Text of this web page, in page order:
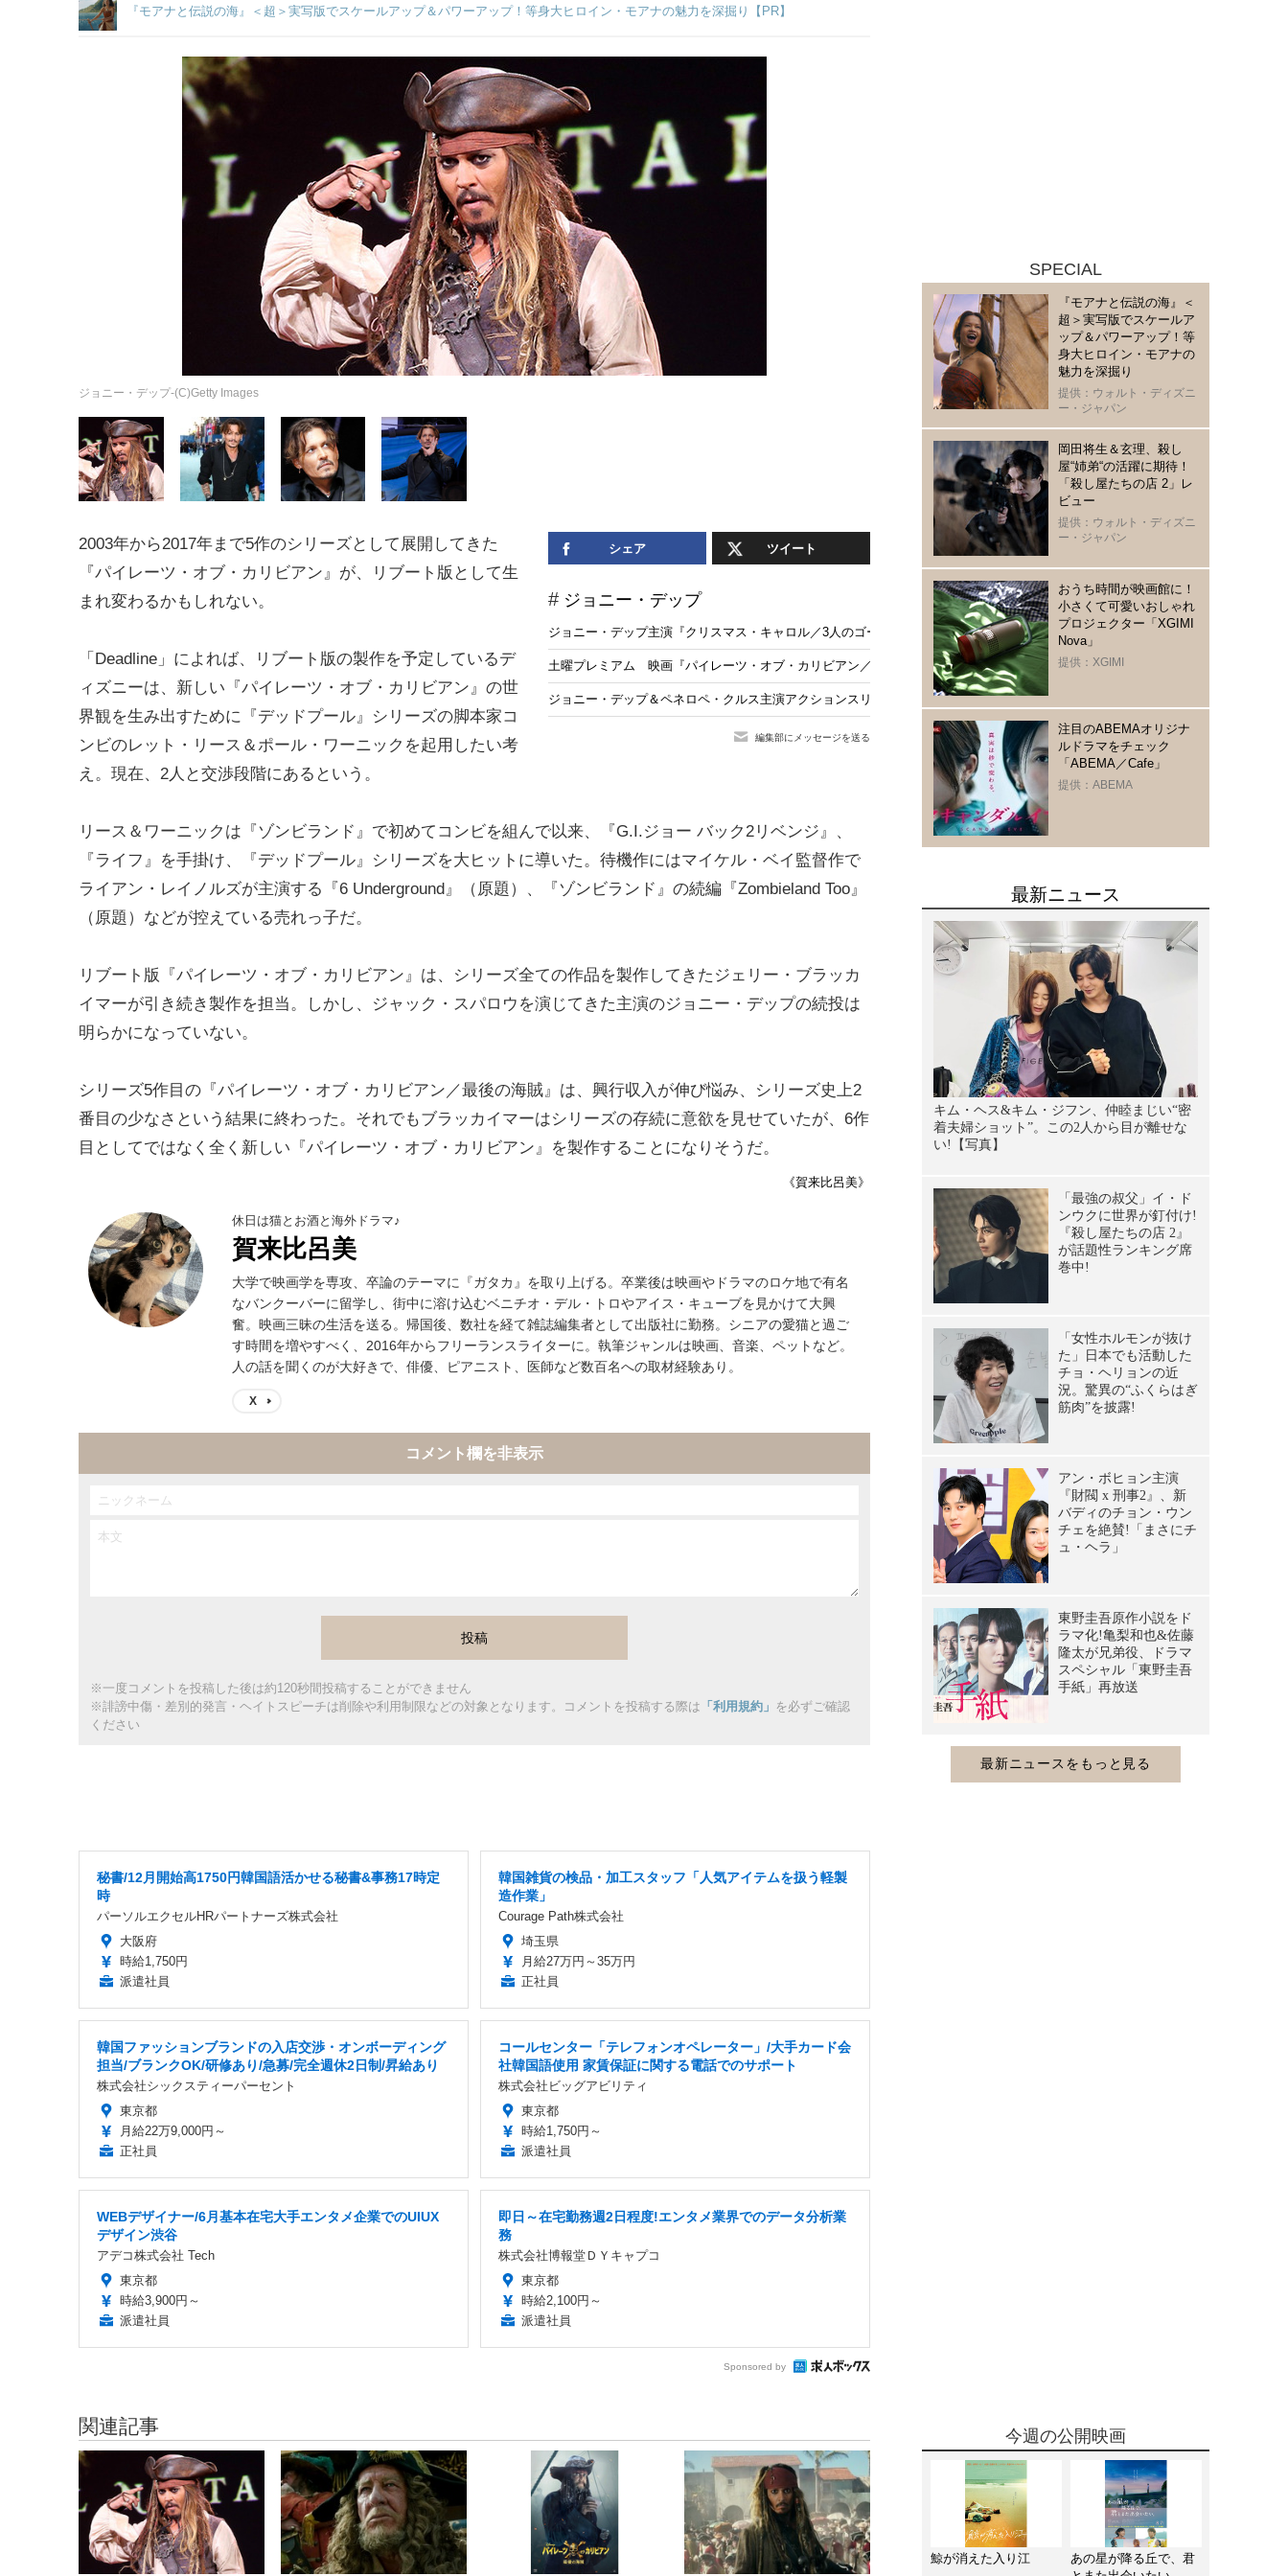
『モアナと伝説の海』＜超＞実写版でスケールアップ＆パワーアップ！等身大ヒロイン・モアナの魅力を深掘り【PR】
ジョニー・デップ-(C)Getty Images
シェア ツイート
ジョニー・デップ
ジョニー・デップ主演『クリスマス・キャロル／3人のゴーストたち』11月13日公開決定
土曜プレミアム 映画『パイレーツ・オブ・カリビアン／呪われた海賊たち』あらすじ＆キャストまとめ【7月18日21時放送】
ジョニー・デップ＆ペネロペ・クルス主演アクションスリラー『Day Drinker』、2027年3月26日全米公開
編集部にメッセージを送る
2003年から2017年まで5作のシリーズとして展開してきた
『パイレーツ・オブ・カリビアン』が、リブート版として生
まれ変わるかもしれない。
「Deadline」によれば、リブート版の製作を予定しているデ
ィズニーは、新しい『パイレーツ・オブ・カリビアン』の世
界観を生み出すために『デッドプール』シリーズの脚本家コ
ンビのレット・リース＆ポール・ワーニックを起用したい考
え。現在、2人と交渉段階にあるという。
リース＆ワーニックは『ゾンビランド』で初めてコンビを組んで以来、『G.I.ジョー バック2リベンジ』、
『ライフ』を手掛け、『デッドプール』シリーズを大ヒットに導いた。待機作にはマイケル・ベイ監督作で
ライアン・レイノルズが主演する『6 Underground』（原題）、『ゾンビランド』の続編『Zombieland Too』
（原題）などが控えている売れっ子だ。
リブート版『パイレーツ・オブ・カリビアン』は、シリーズ全ての作品を製作してきたジェリー・ブラッカ
イマーが引き続き製作を担当。しかし、ジャック・スパロウを演じてきた主演のジョニー・デップの続投は
明らかになっていない。
シリーズ5作目の『パイレーツ・オブ・カリビアン／最後の海賊』は、興行収入が伸び悩み、シリーズ史上2
番目の少なさという結果に終わった。それでもブラッカイマーはシリーズの存続に意欲を見せていたが、6作
目としてではなく全く新しい『パイレーツ・オブ・カリビアン』を製作することになりそうだ。
《賀来比呂美》
休日は猫とお酒と海外ドラマ♪
賀来比呂美
大学で映画学を専攻、卒論のテーマに『ガタカ』を取り上げる。卒業後は映画やドラマのロケ地で有名
なバンクーバーに留学し、街中に溶け込むベニチオ・デル・トロやアイス・キューブを見かけて大興
奮。映画三昧の生活を送る。帰国後、数社を経て雑誌編集者として出版社に勤務。シニアの愛猫と過ご
す時間を増やすべく、2016年からフリーランスライターに。執筆ジャンルは映画、音楽、ペットなど。
人の話を聞くのが大好きで、俳優、ピアニスト、医師など数百名への取材経験あり。
X
コメント欄を非表示
※一度コメントを投稿した後は約120秒間投稿することができません
※誹謗中傷・差別的発言・ヘイトスピーチは削除や利用制限などの対象となります。コメントを投稿する際は 「利用規約」 を必ずご確認
ください
秘書/12月開始高1750円韓国語活かせる秘書&事務17時定
時
パーソルエクセルHRパートナーズ株式会社
大阪府
時給1,750円
派遣社員
韓国雑貨の検品・加工スタッフ「人気アイテムを扱う軽製
造作業」
Courage Path株式会社
埼玉県
月給27万円～35万円
正社員
韓国ファッションブランドの入店交渉・オンボーディング
担当/ブランクOK/研修あり/急募/完全週休2日制/昇給あり
株式会社シックスティーパーセント
東京都
月給22万9,000円～
正社員
コールセンター「テレフォンオペレーター」/大手カード会
社韓国語使用 家賃保証に関する電話でのサポート
株式会社ビッグアビリティ
東京都
時給1,750円～
派遣社員
WEBデザイナー/6月基本在宅大手エンタメ企業でのUIUX
デザイン渋谷
アデコ株式会社 Tech
東京都
時給3,900円～
派遣社員
即日～在宅勤務週2日程度!エンタメ業界でのデータ分析業
務
株式会社博報堂ＤＹキャプコ
東京都
時給2,100円～
派遣社員
Sponsored by
関連記事
SPECIAL
『モアナと伝説の海』＜
超＞実写版でスケールア
ップ＆パワーアップ！等
身大ヒロイン・モアナの
魅力を深掘り
提供：ウォルト・ディズニ
ー・ジャパン
岡田将生＆玄理、殺し
屋“姉弟“の活躍に期待！
「殺し屋たちの店 2」レ
ビュー
提供：ウォルト・ディズニ
ー・ジャパン
おうち時間が映画館に！
小さくて可愛いおしゃれ
プロジェクター「XGIMI
Nova」
提供：XGIMI
注目のABEMAオリジナ
ルドラマをチェック
「ABEMA／Cafe」
提供：ABEMA
今週の公開映画
鯨が消えた入り江
あの星が降る丘で、君